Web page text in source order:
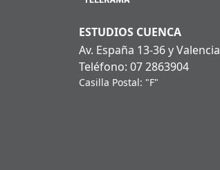
ESTUDIOS CUENCA
Av. España 13-36 y Valencia
Teléfono: 07 2863904
Casilla Postal: "F"